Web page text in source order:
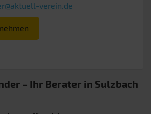
verein.de
– Ihr Berater in Sulzbach